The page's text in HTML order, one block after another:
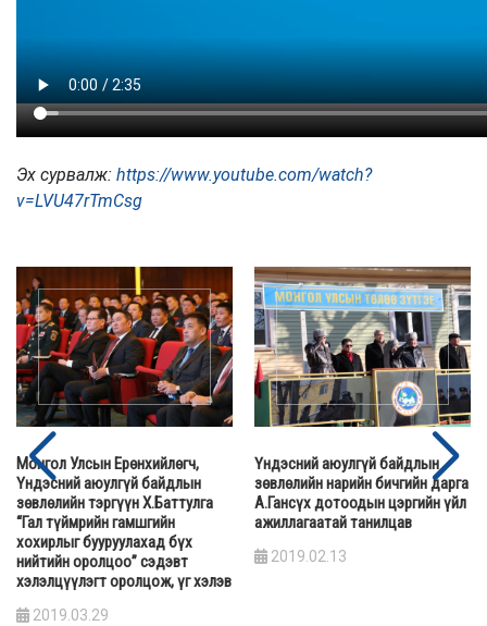
Эх сурвалж: https://www.youtube.com/watch?
v=LVU47rTmCsg
Монгол Улсын Ерөнхийлөгч,
Үндэсний аюулгүй байдлын
зөвлөлийн тэргүүн Х.Баттулга
“Гал түймрийн гамшгийн
хохирлыг бууруулахад бүх
нийтийн оролцоо” сэдэвт
хэлэлцүүлэгт оролцож, үг хэлэв
2019.03.29
Үндэсний аюулгүй байдлын
зөвлөлийн нарийн бичгийн дарга
А.Гансүх дотоодын цэргийн үйл
ажиллагаатай танилцав
2019.02.13